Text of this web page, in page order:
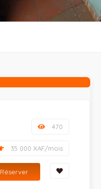
470
35 000 XAF/mois
Réserver